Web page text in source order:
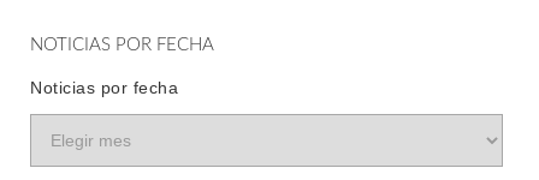
NOTICIAS POR FECHA
Noticias por fecha